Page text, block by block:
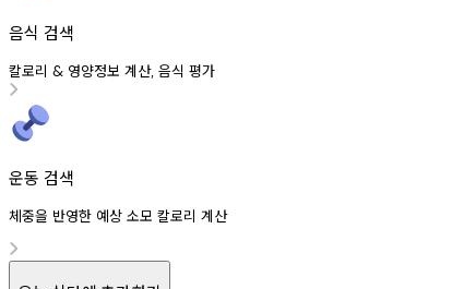
음식 검색
칼로리 & 영양정보 계산, 음식 평가
운동 검색
체중을 반영한 예상 소모 칼로리 계산